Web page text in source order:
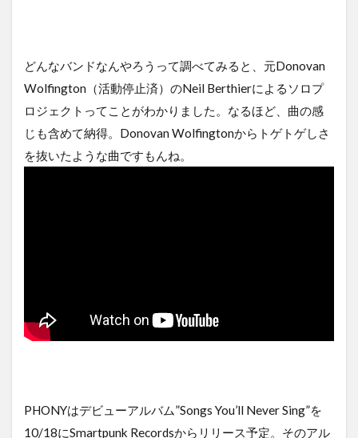
どんなバンドなんやろうって調べてみると、元Donovan
Wolfington（活動停止済）のNeil Berthierによるソロプ
ロジェクトってことがわかりました。なるほど、曲の感
じも含めて納得。Donovan Wolfingtonからトゲトゲしさ
を抜いたような曲ですもんね。
PHONYはデビューアルバム”Songs You’ll Never Sing”を
10/18にSmartpunk Recordsからリリース予定。そのアル